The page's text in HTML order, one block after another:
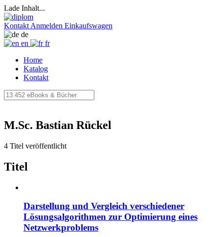
Lade Inhalt...
Kontakt Anmelden Einkaufswagen
de
en
fr
Home
Katalog
Kontakt
M.Sc. Bastian Rückel
4 Titel veröffentlicht
Titel
Darstellung und Vergleich verschiedener
Lösungsalgorithmen zur Optimierung eines
Netzwerkproblems